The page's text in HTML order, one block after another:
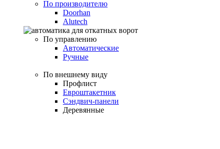
По производителю
Doorhan
Alutech
По управлению
Автоматические
Ручные
По внешнему виду
Профлист
Евроштакетник
Сэндвич-панели
Деревянные